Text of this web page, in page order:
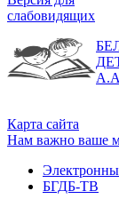
слабовидящих
Карта сайта
Нам важно ваше
БГДБ-ТВ